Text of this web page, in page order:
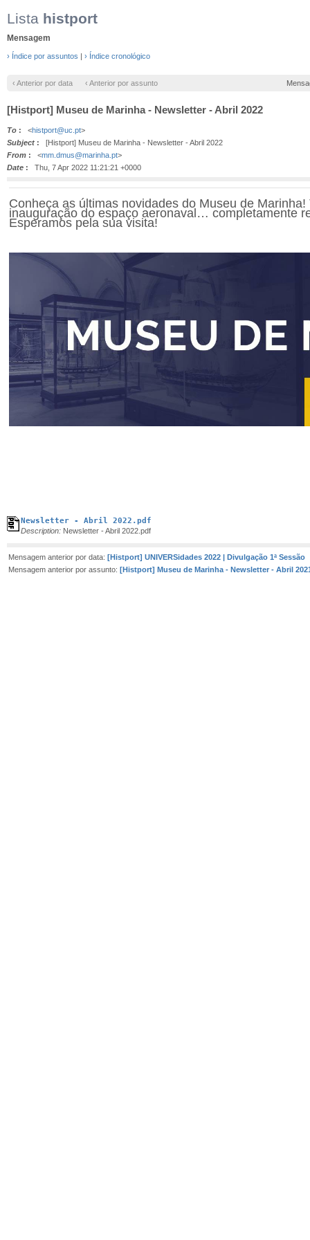
Lista histport
Mensagem
› Índice por assuntos | › Índice cronológico
‹ Anterior por data ‹ Anterior por assunto
[Histport] Museu de Marinha - Newsletter - Abril 2022
To : <histport@uc.pt>
Subject : [Histport] Museu de Marinha - Newsletter - Abril 2022
From : <mm.dmus@marinha.pt>
Date : Thu, 7 Apr 2022 11:21:21 +0000
Conheça as últimas novidades do Museu de
inauguração do espaço aeronaval… completamente
Esperamos pela sua visita!
Newsletter - Abril 2022.pdf
Description: Newsletter - Abril 2022.pdf
Mensagem anterior por data: [Histport] UNIVERSidades 2022 | Divulgação 1ª Sessão
Mensagem anterior por assunto: [Histport] Museu de Marinha - Newsletter - Abril